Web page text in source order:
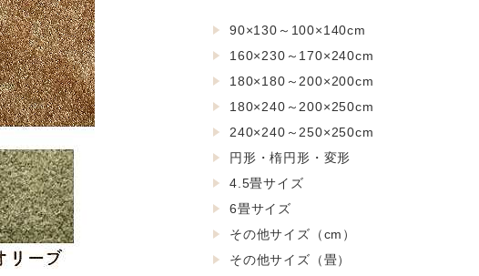
90×130～100×140cm
160×230～170×240cm
180×180～200×200cm
180×240～200×250cm
240×240～250×250cm
円形・楕円形・変形
4.5畳サイズ
6畳サイズ
その他サイズ（cm）
その他サイズ（畳）